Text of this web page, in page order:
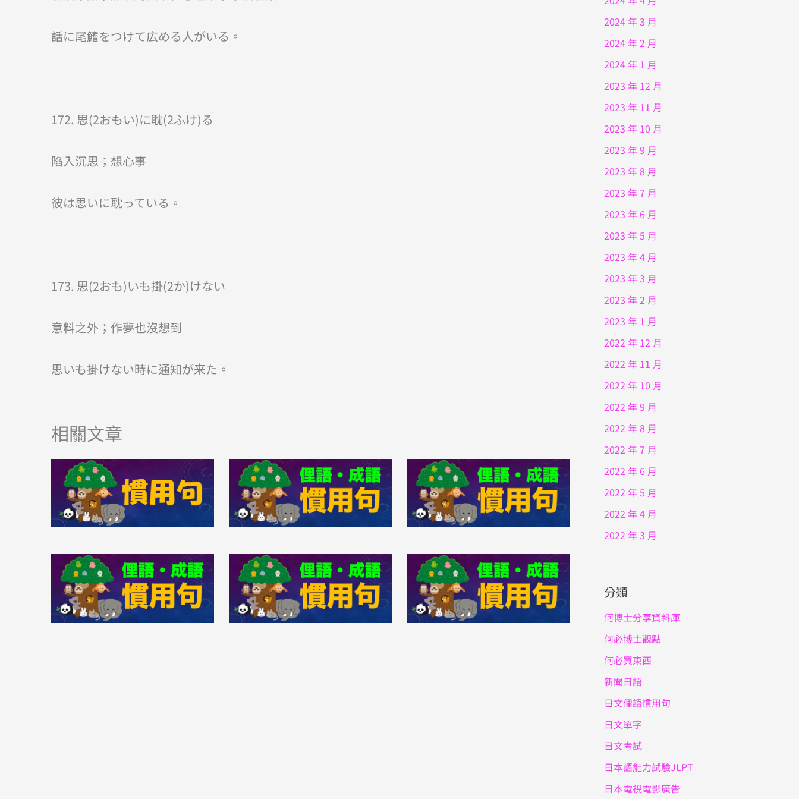
話に尾鰭をつけて広める人がいる。
172. 思(2おもい)に耽(2ふけ)る
陷入沉思；想心事
彼は思いに耽っている。
173. 思(2おも)いも掛(2か)けない
意料之外；作夢也沒想到
思いも掛けない時に通知が来た。
相關文章
2024 年 3 月
2024 年 2 月
2024 年 1 月
2023 年 12 月
2023 年 11 月
2023 年 10 月
2023 年 9 月
2023 年 8 月
2023 年 7 月
2023 年 6 月
2023 年 5 月
2023 年 4 月
2023 年 3 月
2023 年 2 月
2023 年 1 月
2022 年 12 月
2022 年 11 月
2022 年 10 月
2022 年 9 月
2022 年 8 月
2022 年 7 月
2022 年 6 月
2022 年 5 月
2022 年 4 月
2022 年 3 月
分類
何博士分享資料庫
何必博士觀點
何必買東西
新聞日語
日文俚語慣用句
日文單字
日文考試
日本語能力試驗JLPT
日本電視電影廣告